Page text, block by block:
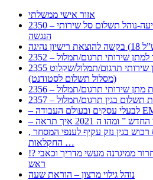
אזור אישי ממשלתי
2350 – מידע לסטודנט עם לקות שמיעה-נוהל תשלום סל שירותי
הנגשה
נהיגה
למתן שירותי תרגום/תמלול
2355 דרישה לתשלום עבור מתן שירותי תרגום/תמלול/שקלוט
(מסלול תשלום לסטודנט)
שעות מתן שירותי תרגום/תמלול
קבלת תשלום בגין תרגום/תמלול
ה 2021 איך תראה
, התעשייה , פיצויי מס רכוש בגין נזק עקיף לענפי המסחר
החקלאות …
!? איך להפרד מהמיגרנה לשחרור ממיגרנה מעשי מדריך וכאבי
ראש
נוהל גילוי מרצון – הוראת שעה